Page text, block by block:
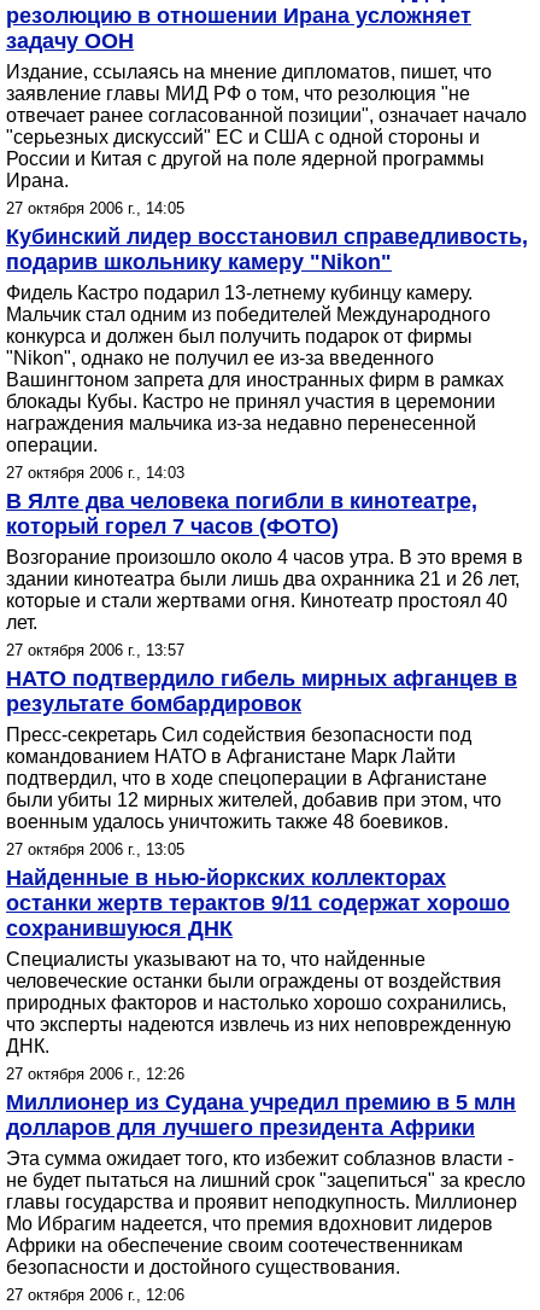
резолюцию в отношении Ирана усложняет
задачу ООН
Издание, ссылаясь на мнение дипломатов, пишет, что
заявление главы МИД РФ о том, что резолюция "не
отвечает ранее согласованной позиции", означает начало
"серьезных дискуссий" ЕС и США с одной стороны и
России и Китая с другой на поле ядерной программы
Ирана.
27 октября 2006 г., 14:05
Кубинский лидер восстановил справедливость,
подарив школьнику камеру "Nikon"
Фидель Кастро подарил 13-летнему кубинцу камеру.
Мальчик стал одним из победителей Международного
конкурса и должен был получить подарок от фирмы
"Nikon", однако не получил ее из-за введенного
Вашингтоном запрета для иностранных фирм в рамках
блокады Кубы. Кастро не принял участия в церемонии
награждения мальчика из-за недавно перенесенной
операции.
27 октября 2006 г., 14:03
В Ялте два человека погибли в кинотеатре,
который горел 7 часов (ФОТО)
Возгорание произошло около 4 часов утра. В это время в
здании кинотеатра были лишь два охранника 21 и 26 лет,
которые и стали жертвами огня. Кинотеатр простоял 40
лет.
27 октября 2006 г., 13:57
НАТО подтвердило гибель мирных афганцев в
результате бомбардировок
Пресс-секретарь Сил содействия безопасности под
командованием НАТО в Афганистане Марк Лайти
подтвердил, что в ходе спецоперации в Афганистане
были убиты 12 мирных жителей, добавив при этом, что
военным удалось уничтожить также 48 боевиков.
27 октября 2006 г., 13:05
Найденные в нью-йоркских коллекторах
останки жертв терактов 9/11 содержат хорошо
сохранившуюся ДНК
Специалисты указывают на то, что найденные
человеческие останки были ограждены от воздействия
природных факторов и настолько хорошо сохранились,
что эксперты надеются извлечь из них неповрежденную
ДНК.
27 октября 2006 г., 12:26
Миллионер из Судана учредил премию в 5 млн
долларов для лучшего президента Африки
Эта сумма ожидает того, кто избежит соблазнов власти -
не будет пытаться на лишний срок "зацепиться" за кресло
главы государства и проявит неподкупность. Миллионер
Мо Ибрагим надеется, что премия вдохновит лидеров
Африки на обеспечение своим соотечественникам
безопасности и достойного существования.
27 октября 2006 г., 12:06